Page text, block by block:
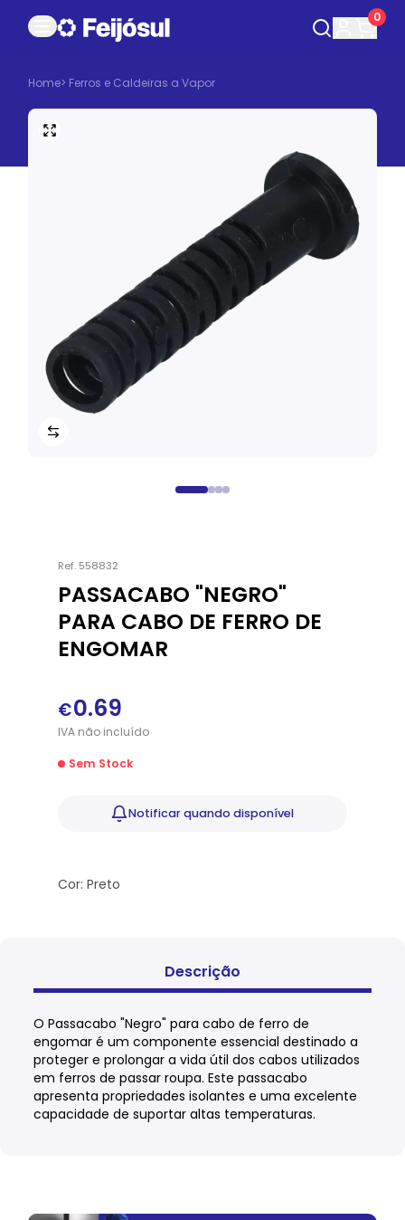
0
Home> Ferros e Caldeiras a Vapor
Ref. 558832
PASSACABO "NEGRO"
PARA CABO DE FERRO DE
ENGOMAR
€0.69
IVAnãoincluído
Sem Stock
Notificarquando disponível
Cor: Preto
Descrição
O Passacabo "Negro" para cabo de ferro de
engomar é um componente essencial destinado a
proteger e prolongar a vida útil dos cabos utilizados
em ferros de passar roupa. Este passacabo
apresenta propriedades isolantes e uma excelente
capacidade de suportar altas temperaturas.